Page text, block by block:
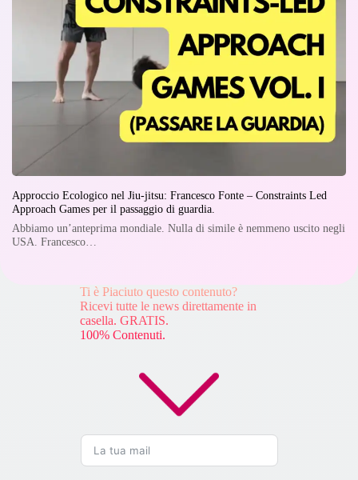
Approccio Ecologico nel Jiu-jitsu: Francesco Fonte – Constraints Led
Approach Games per il passaggio di guardia.
Abbiamo un’anteprima mondiale. Nulla di simile è nemmeno uscito negli
USA. Francesco…
Ti è Piaciuto questo contenuto?
Ricevi tutte le news direttamente in
casella. GRATIS.
100% Contenuti.